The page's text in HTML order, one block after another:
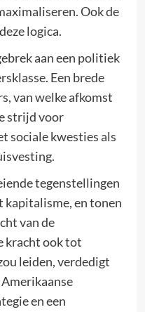
Ook de
logica.
aan een politiek
Een brede
van welke afkomst
strijd voor
sociale kwesties als
tegenstellingen
kapitalisme, en tonen
van de
kracht ook tot
leiden, verdedigt
en een